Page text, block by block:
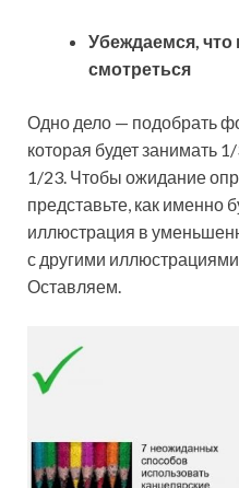
Убеждаемся, что
смотреться
Одно дело — подобрать
которая будет занимать
1/23. Чтобы ожидание
представьте, как именно
иллюстрация в
с другими
Оставляем.